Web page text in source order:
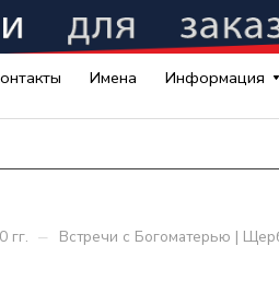
Имена Информация
гг. – Встречи с Богоматерью |